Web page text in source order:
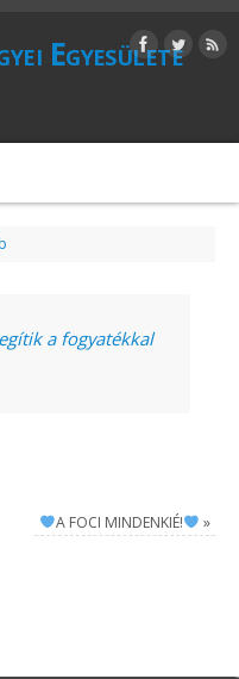
Egyesülete
a fogyatékkal
A FOCI MINDENKIÉ! »